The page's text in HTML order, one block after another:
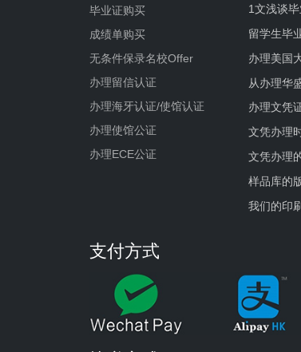
毕业证购买
成绩单购买
无条件保录名校Offer
办理留信认证
办理海牙认证/使馆认证
办理使馆公证
办理ECE公证
1文浅谈
留学生毕
办理美国
从办理华
办理文凭
文凭办理
文凭办理
样品库的
我们的印
支付方式